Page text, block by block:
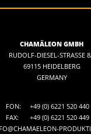
CHAMÄLEON GMBH
RUDOLF-DIESEL-STRASSE
69115 HEIDELBERG
GERMANY
FON:
+49 (0) 6221 520 440
FAX:
+49 (0) 6221 520 449